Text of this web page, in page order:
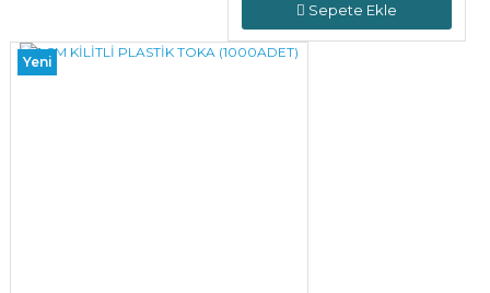
Sepete Ekle
Yeni